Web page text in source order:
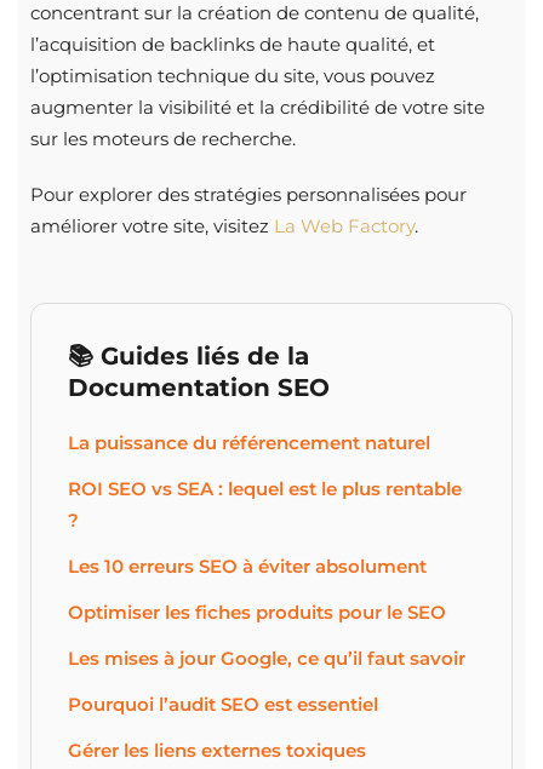
concentrant sur la création de contenu de qualité,
l’acquisition de backlinks de haute qualité, et
l’optimisation technique du site, vous pouvez
augmenter la visibilité et la crédibilité de votre site
sur les moteurs de recherche.
Pour explorer des stratégies personnalisées pour
améliorer votre site, visitez La Web Factory.
📚 Guides liés de la
Documentation SEO
La puissance du référencement naturel
ROI SEO vs SEA : lequel est le plus rentable
?
Les 10 erreurs SEO à éviter absolument
Optimiser les fiches produits pour le SEO
Les mises à jour Google, ce qu’il faut savoir
Pourquoi l’audit SEO est essentiel
Gérer les liens externes toxiques